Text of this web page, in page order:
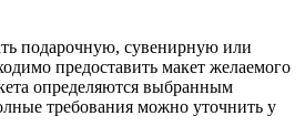
подарочную, сувенирную или
предоставить макет желаемого
определяются выбранным
требования можно уточнить у